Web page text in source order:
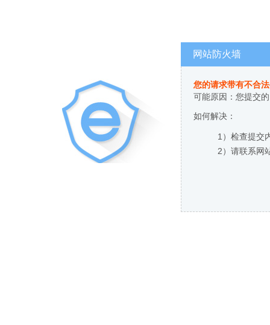
网站防火墙
您的请求带有不合
可能原因：您提交
如何解决：
1）检查提交
2）请联系网